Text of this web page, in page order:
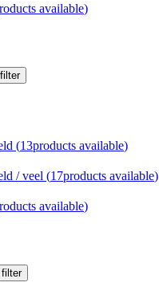
available)
filter
(13products available)
/ veel (17products available)
available)
filter